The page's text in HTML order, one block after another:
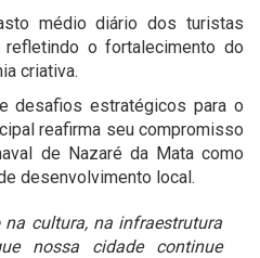
médio diário dos turistas
refletindo o fortalecimento do
criativa.
desafios estratégicos para o
reafirma seu compromisso
de Nazaré da Mata como
desenvolvimento local.
na cultura, na infraestrutura
nossa cidade continue